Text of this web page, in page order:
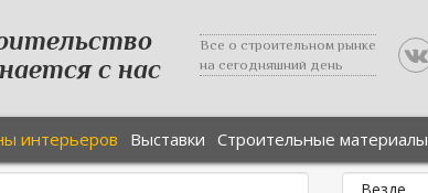
с нас
Все о строительном рынке
на сегодняшний день
интерьеров Выставки Строительные материалы